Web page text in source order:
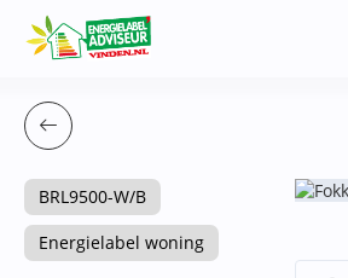
BRL9500-W/B
Energielabel woning